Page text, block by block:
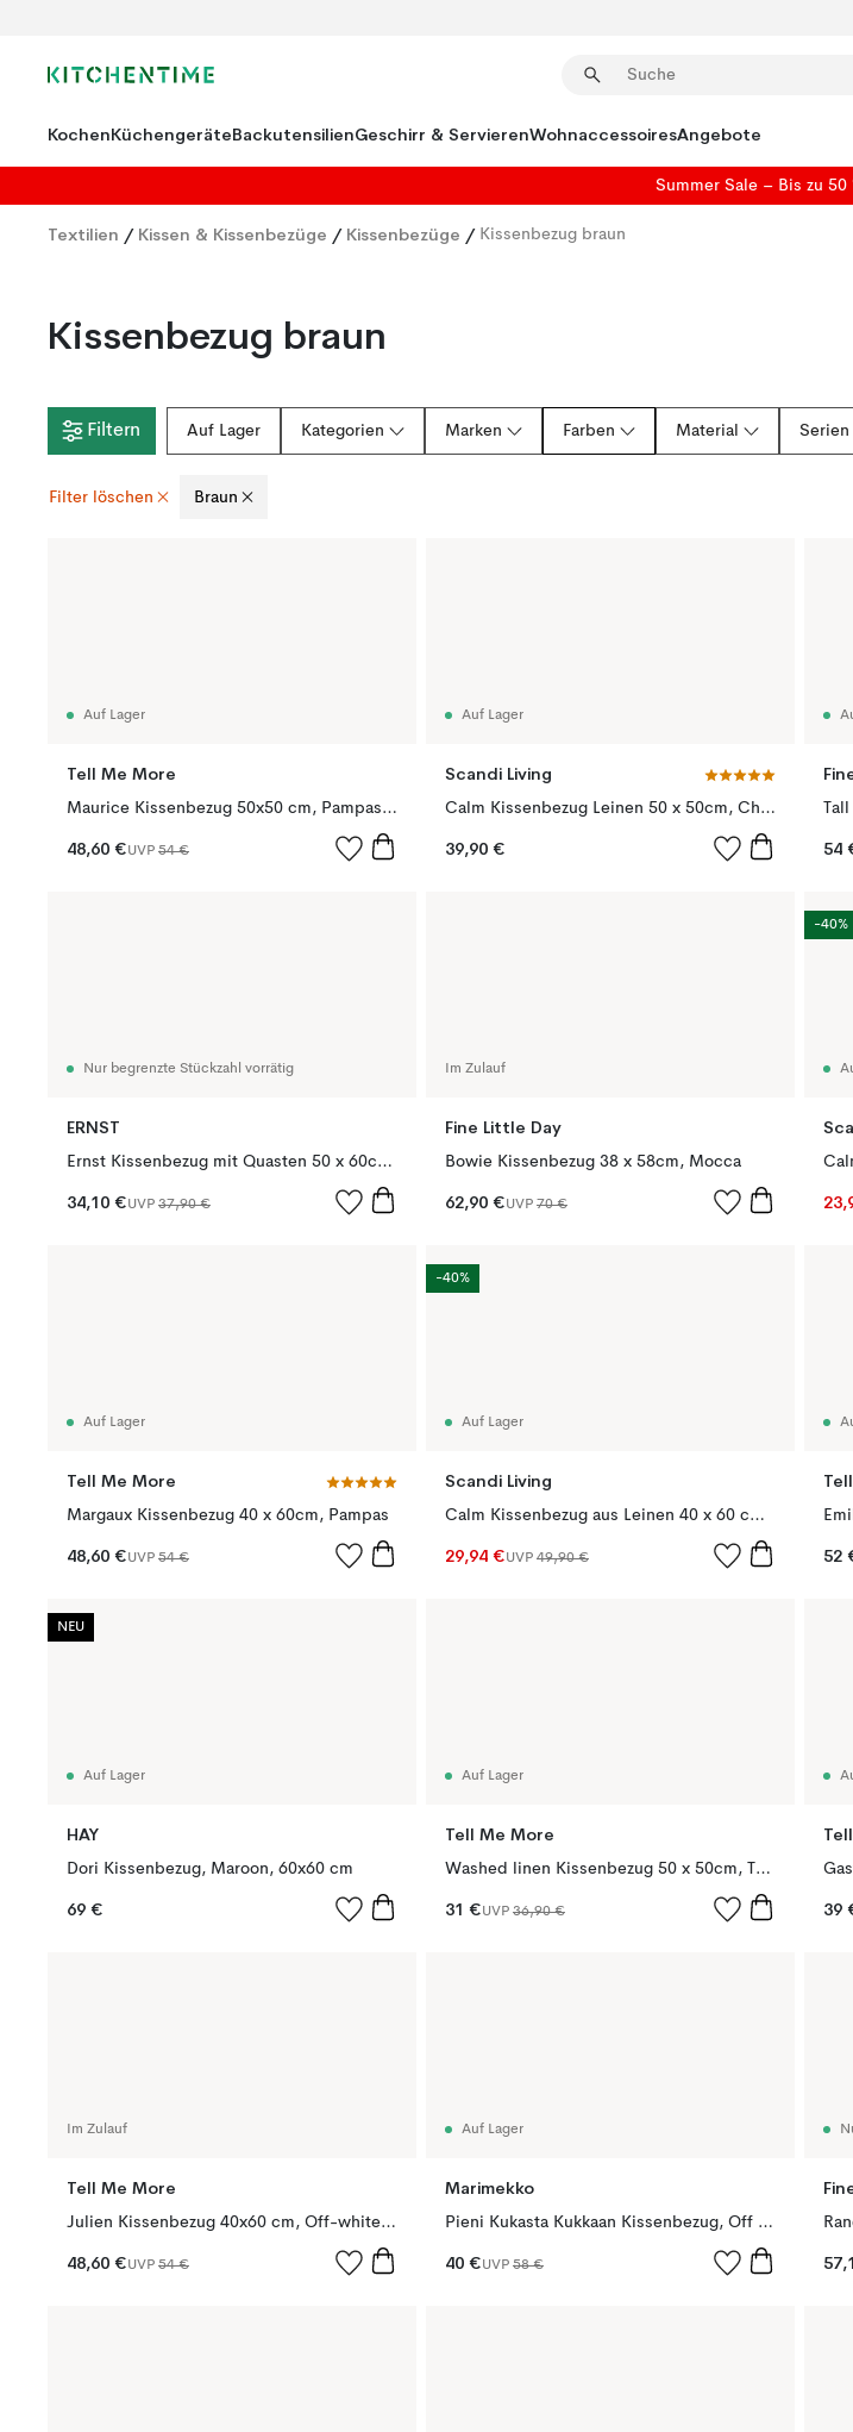
KochenKüchengeräteBackutensilienGeschirr & ServierenWohnaccessoiresAngebote
Summer Sale – Bis zu 50
Textilien / Kissen & Kissenbezüge / Kissenbezüge / Kissenbezug braun
Kissenbezug braun
Filtern Auf Lager Kategorien Marken Farben Material Serien
Filter löschen Braun
Auf Lager
Tell Me More
Maurice Kissenbezug 50x50 cm, Pampas Stripe
48,60 €UVP 54 €
Auf Lager
Scandi Living
Calm Kissenbezug Leinen 50 x 50cm, Chocolate Brown
39,90 € 54
Nur begrenzte Stückzahl vorrätig
ERNST
Ernst Kissenbezug mit Quasten 50 x 60cm, Muskatnuss
34,10 €UVP 37,90 €
Im Zulauf
Fine Little Day
Bowie Kissenbezug 38 x 58cm, Mocca
62,90 €UVP 70 €
-40%
Auf Lager
Tell Me More
Margaux Kissenbezug 40 x 60cm, Pampas
48,60 €UVP 54 €
Auf Lager
Scandi Living
Calm Kissenbezug aus Leinen 40 x 60 cm, Almond Brown
29,94 €UVP 49,90 €
-40%
52
Auf Lager
HAY
Dori Kissenbezug, Maroon, 60x60 cm
69 €
NEU
Auf Lager
Tell Me More
Washed linen Kissenbezug 50 x 50cm, Taupe
31 €UVP 36,90 € 39
Im Zulauf
Tell Me More
Julien Kissenbezug 40x60 cm, Off-white-rostrot
48,60 €UVP 54 €
Auf Lager
Marimekko
Pieni Kukasta Kukkaan Kissenbezug, Off white-plum-pink-terracotta, 50x50 cm
40 €UVP 58 €